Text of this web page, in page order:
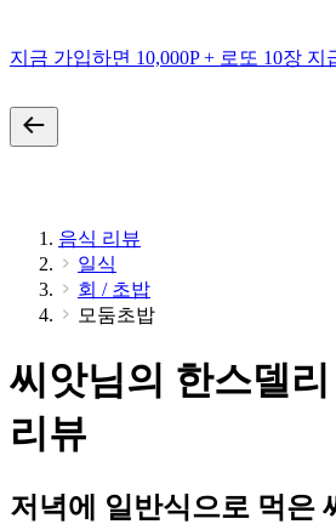
지금 가입하면 10,000P + 로또 10장 지
음식 리뷰
일식
회 / 초밥
모둠초밥
씨앗님의 한스델
리뷰
저녁에 일반식으로 먹은